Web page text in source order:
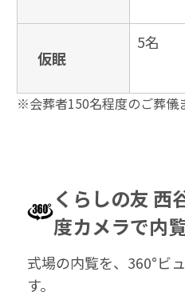
仮眠
5名
※会葬者150名程度のご葬儀
くらしの友 西
度カメラで内
式場の内覧を、360°ビ
す。